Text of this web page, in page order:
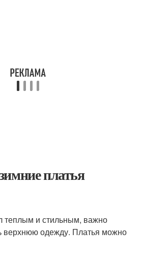
платья
теплым и стильным, важно
верхнюю одежду. Платья можно